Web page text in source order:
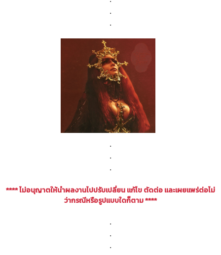
.
.
.
.
.
**** ไม่อนุญาตให้นำผลงานไปปรับเปลี่ยน แก้ไข ตัดต่อ เเละเผยแพร่ต่อไม่
ว่ากรณีหรือรูปแบบใดก็ตาม ****
.
.
.